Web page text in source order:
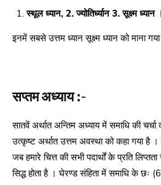
स्थूल ध्यान, 2. ज्योतिर्ध्यान 3. सूक्ष्म ध्यान
इनमें सबसे उत्तम ध्यान सूक्ष्म ध्यान को माना
सप्तम अध्याय :-
सातवें अर्थात अन्तिम अध्याय में समाधि की
उत्कृष्ट अर्थात उत्तम अवस्था को कहा गया है ।
जब हमारे चित्त की सभी पदार्थों के प्रति
सिद्ध होता है । घेरण्ड संहिता में समाधि के छः